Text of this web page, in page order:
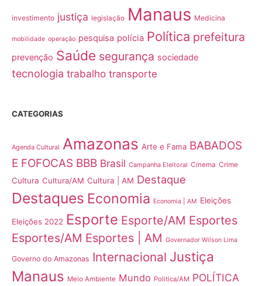
investimento justiça legislação Manaus Medicina
mobilidade operação pesquisa polícia Política prefeitura
prevenção Saúde segurança sociedade
tecnologia trabalho transporte
CATEGORIAS
Agenda Cultural Amazonas Arte e Fama BABADOS
E FOFOCAS BBB Brasil Campanha Eleitoral Cinema Crime
Cultura Cultura/AM Cultura | AM Destaque
Destaques Economia Economia | AM Eleições
Eleições 2022 Esporte Esporte/AM Esportes
Esportes/AM Esportes | AM Governador Wilson Lima
Governo do Amazonas Internacional Justiça
Manaus Meio Ambiente Mundo Politica/AM POLÍTICA